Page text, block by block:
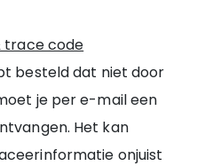
trace code
besteld dat niet door
je per e-mail een
Het kan
onjuist